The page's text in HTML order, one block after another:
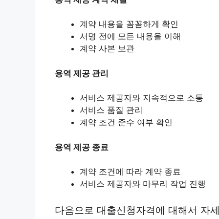
계약 내용을 꼼꼼하게 확인
서명 전에 모든 내용을 이해
계약 사본 보관
용역 제공 관리
서비스 제공자와 지속적으로 소통
서비스 품질 관리
계약 조건 준수 여부 확인
용역 제공 종료
계약 조건에 따라 계약 종료
서비스 제공자와 마무리 작업 진행
다음으로 대출신청자격에 대해서 자